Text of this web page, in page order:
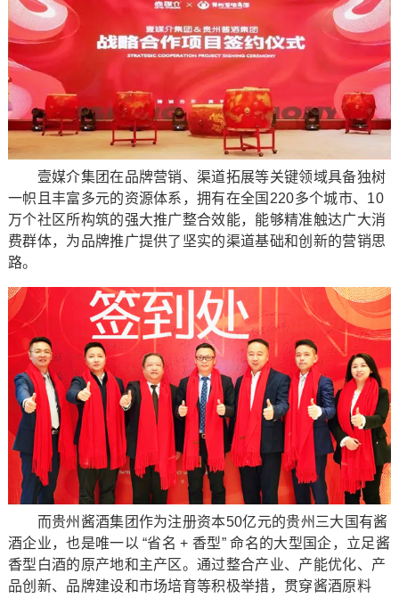
壹媒介集团在品牌营销、渠道拓展等关键领域具备独树
一帜且丰富多元的资源体系，拥有在全国220多个城市、10
万个社区所构筑的强大推广整合效能，能够精准触达广大消
费群体，为品牌推广提供了坚实的渠道基础和创新的营销思
路。
而贵州酱酒集团作为注册资本50亿元的贵州三大国有酱
酒企业，也是唯一以 “省名 + 香型” 命名的大型国企，立足酱
香型白酒的原产地和主产区。通过整合产业、产能优化、产
品创新、品牌建设和市场培育等积极举措，贯穿酱酒原料